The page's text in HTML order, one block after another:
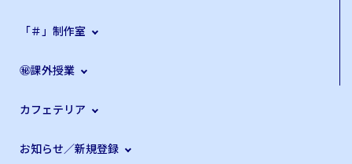
「＃」制作室
㊙課外授業
カフェテリア
お知らせ／新規登録